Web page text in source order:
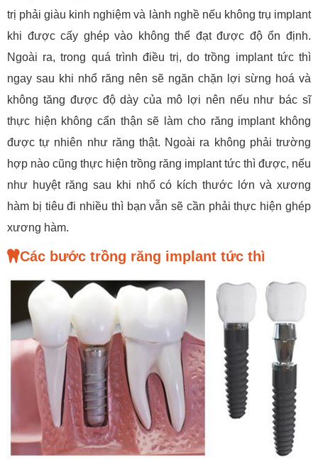
trị phải giàu kinh nghiệm và lành nghề nếu không trụ implant
khi được cấy ghép vào không thể đạt được độ ổn định.
Ngoài ra, trong quá trình điều trị, do trồng implant tức thì
ngay sau khi nhổ răng nên sẽ ngăn chặn lợi sừng hoá và
không tăng được độ dày của mô lợi nên nếu như bác sĩ
thực hiện không cẩn thận sẽ làm cho răng implant không
được tự nhiên như răng thật. Ngoài ra không phải trường
hợp nào cũng thực hiện trồng răng implant tức thì được, nếu
như huyệt răng sau khi nhổ có kích thước lớn và xương
hàm bị tiêu đi nhiều thì bạn vẫn sẽ cần phải thực hiện ghép
xương hàm.
Các bước trồng răng implant tức thì